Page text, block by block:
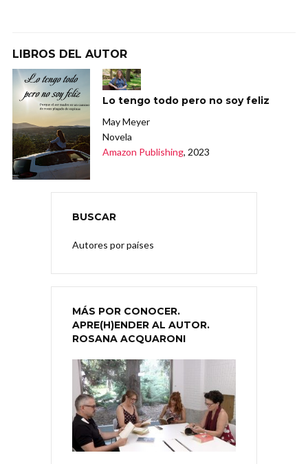
LIBROS DEL AUTOR
Lo tengo todo pero no soy feliz
May Meyer
Novela
Amazon Publishing, 2023
BUSCAR
Autores por países
MÁS POR CONOCER.
APRE(H)ENDER AL AUTOR.
ROSANA ACQUARONI